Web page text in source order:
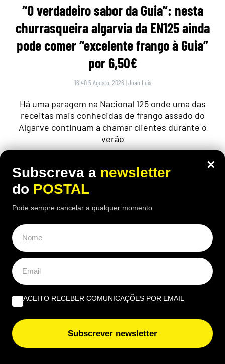
“O verdadeiro sabor da Guia”: nesta
churrasqueira algarvia da EN125 ainda
pode comer “excelente frango à Guia”
por 6,50€
16:40 5 Agosto, 2026 |João Luís
Há uma paragem na Nacional 125 onde uma das
receitas mais conhecidas de frango assado do
Algarve continuam a chamar clientes durante o
verão
“Considero insuficiente”: reformada de
×
Subscreva a newsletter
do POSTAL
Pode sempre cancelar a qualquer momento
ACEITO RECEBER COMUNICAÇÕES POR EMAIL
Subscrever newsletter